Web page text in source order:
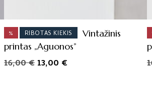
% RIBOTAS KIEKIS
Vintažinis
printas „Aguonos”
16,00€Original
13,00 €